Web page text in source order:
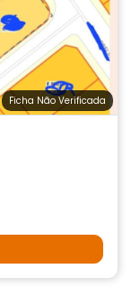
Ficha Não Verificada